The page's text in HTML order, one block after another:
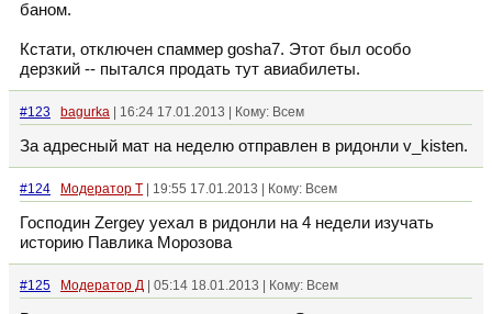
баном.
Кстати, отключен спаммер gosha7. Этот был особо
дерзкий -- пытался продать тут авиабилеты.
#123 bagurka | 16:24 17.01.2013 | Кому: Всем
За адресный мат на неделю отправлен в ридонли v_kisten.
#124 Модератор Т | 19:55 17.01.2013 | Кому: Всем
Господин Zergey уехал в ридонли на 4 недели изучать
историю Павлика Морозова
#125 Модератор Д | 05:14 18.01.2013 | Кому: Всем